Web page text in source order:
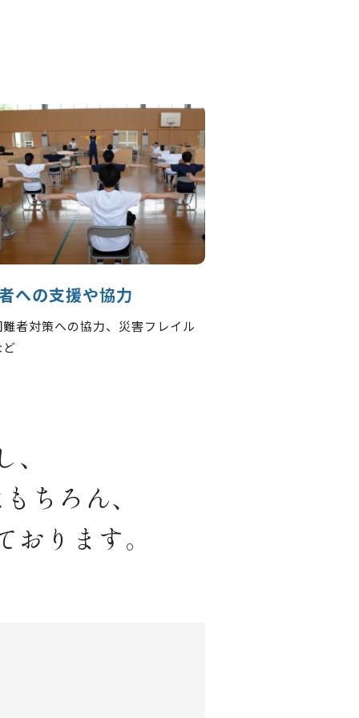
への支援や協力
者対策への協力、災害フレイル
ちろん、
おります。